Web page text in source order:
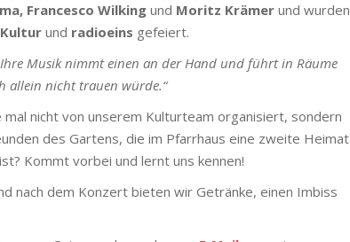
Francesco Wilking und Moritz Krämer und wurden
und radioeins gefeiert.
Ihre Musik nimmt einen an der Hand und führt in Räume
allein nicht trauen würde.“
nicht von unserem Kulturteam organisiert, sondern
des Gartens, die im Pfarrhaus eine zweite Heimat
Kommt vorbei und lernt uns kennen!
nach dem Konzert bieten wir Getränke, einen Imbiss